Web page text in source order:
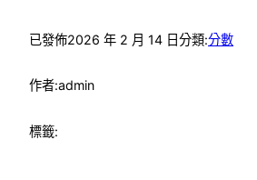
已發佈2026 年 2 月 14 日分類:分數
作者:admin
標籤: